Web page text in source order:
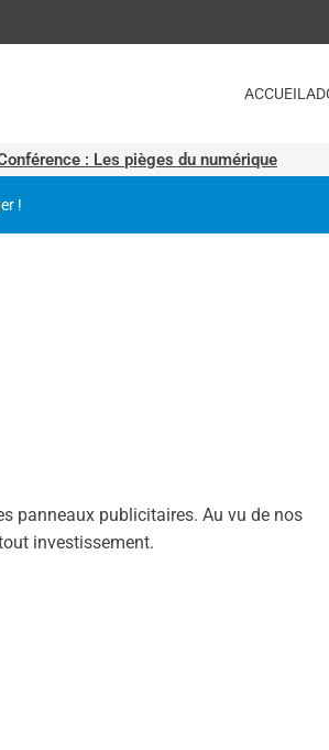
ACCUEIL
: Les pièges du numérique
!
panneaux publicitaires. Au vu de nos
investissement.